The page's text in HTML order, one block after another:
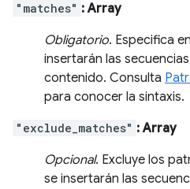
"matches" : Array
Obligatorio. Especifica
insertarán las
contenido. Consulta
para conocer la sintaxis.
"exclude_matches" : Array
Opcional. Excluye los
se insertarán las